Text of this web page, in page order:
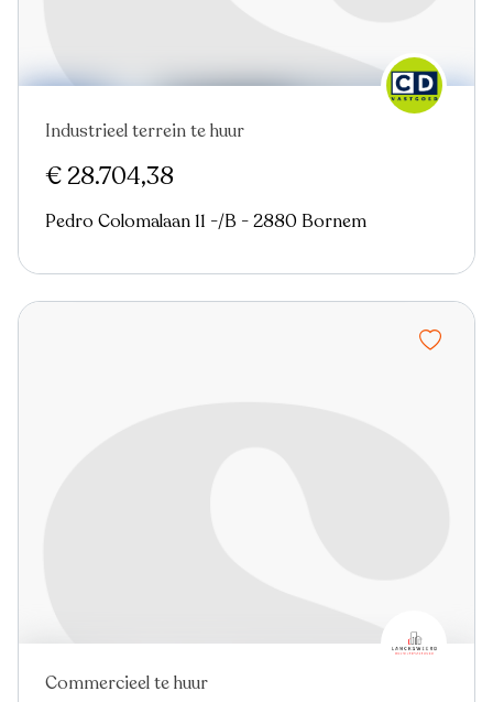
Virtual tour
Industrieel terrein te huur
€ 28.704,38
Pedro Colomalaan 11 -/B - 2880 Bornem
Commercieel te huur